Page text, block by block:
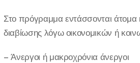
Στο πρόγραμμα εντάσσονται άτομα
διαβίωσης λόγω οικονομικών ή
– Άνεργοι ή μακροχρόνια άνεργοι